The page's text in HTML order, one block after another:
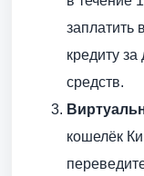
заплатить
кредиту
средств.
кошелёк